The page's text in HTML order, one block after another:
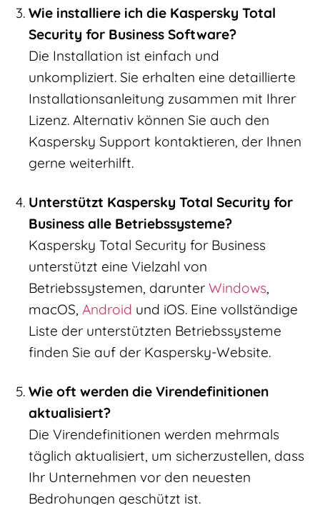
Wie installiere ich die Kaspersky Total
Security for Business Software?
Die Installation ist einfach und
unkompliziert. Sie erhalten eine detaillierte
Installationsanleitung zusammen mit Ihrer
Lizenz. Alternativ können Sie auch den
Kaspersky Support kontaktieren, der Ihnen
gerne weiterhilft.
Unterstützt Kaspersky Total Security for
Business alle Betriebssysteme?
Kaspersky Total Security for Business
unterstützt eine Vielzahl von
Betriebssystemen, darunter Windows,
macOS, Android und iOS. Eine vollständige
Liste der unterstützten Betriebssysteme
finden Sie auf der Kaspersky-Website.
Wie oft werden die Virendefinitionen
aktualisiert?
Die Virendefinitionen werden mehrmals
täglich aktualisiert, um sicherzustellen, dass
Ihr Unternehmen vor den neuesten
Bedrohungen geschützt ist.